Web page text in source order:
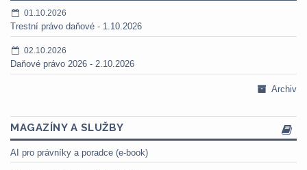
01.10.2026
Trestní právo daňové - 1.10.2026
02.10.2026
Daňové právo 2026 - 2.10.2026
Archiv
MAGAZÍNY A SLUŽBY
AI pro právníky a poradce (e-book)